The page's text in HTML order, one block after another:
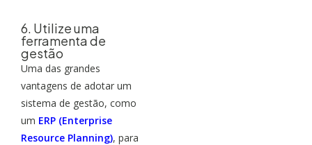
6. Utilize uma
ferramenta de
gestão
Uma das grandes
vantagens de adotar um
sistema de gestão, como
um ERP (Enterprise
Resource Planning), para